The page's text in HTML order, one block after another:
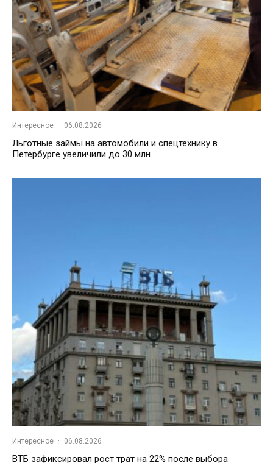
Интересное · 06.08.2026
Льготные займы на автомобили и спецтехнику в
Петербурге увеличили до 30 млн
Интересное · 06.08.2026
ВТБ зафиксировал рост трат на 22% после выбора